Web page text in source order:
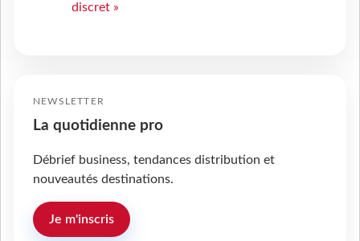
discret »
NEWSLETTER
La quotidienne pro
Débrief business, tendances distribution et
nouveautés destinations.
Je m'inscris